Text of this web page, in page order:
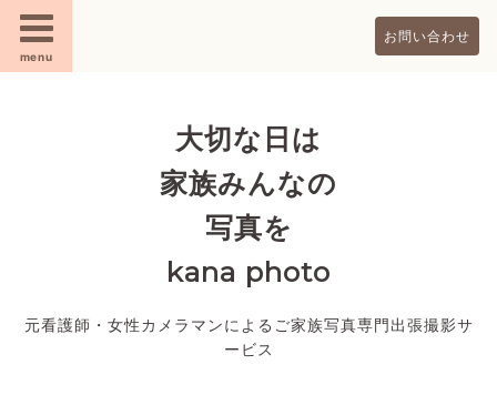
menu
お問い合わせ
大切な日は
家族みんなの
写真を
kana photo
元看護師・女性カメラマンによるご家族写真専門出張撮影サ
ービス